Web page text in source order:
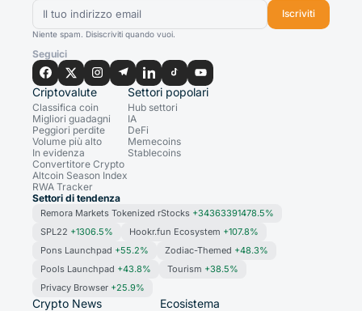
Iscriviti
Niente spam. Disiscriviti quando vuoi.
Seguici
Criptovalute
Classifica coin
Migliori guadagni
Peggiori perdite
Volume più alto
In evidenza
Convertitore Crypto
Altcoin Season Index
RWA Tracker
Settori popolari
Hub settori
IA
DeFi
Memecoins
Stablecoins
Settori di tendenza
Remora Markets Tokenized rStocks +34363391478.5%
SPL22 +1306.5% Hookr.fun Ecosystem +107.8%
Pons Launchpad +55.2% Zodiac-Themed +48.3%
Pools Launchpad +43.8% Tourism +38.5%
Privacy Browser +25.9%
Crypto News Ecosistema